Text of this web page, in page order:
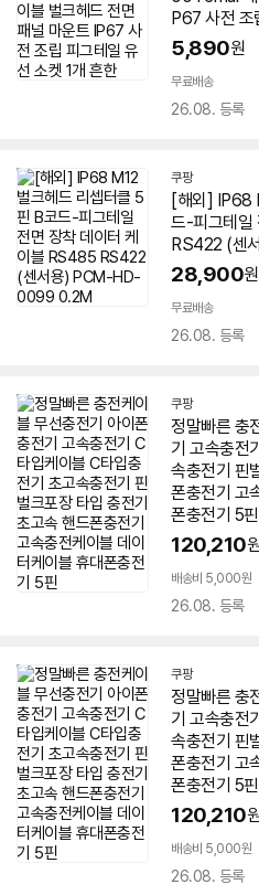
P67 사전 조
5,890원
무료배송
26.08. 등록
쿠팡
[해외] IP68
드-피그테일
RS422 (센
28,900원
무료배송
26.08. 등록
쿠팡
정말빠른 충
기 고속충전
속충전기 핀
폰충전기 고
폰충전기 5핀
120,210
배송비 5,000원
26.08. 등록
쿠팡
정말빠른 충
기 고속충전
속충전기 핀
폰충전기 고
폰충전기 5핀
120,210
배송비 5,000원
26.08. 등록